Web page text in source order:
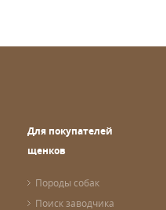
Для покупателей
щенков
Породы собак
Поиск заводчика